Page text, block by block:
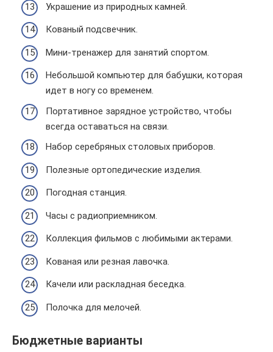
Украшение из природных камней.
Кованый подсвечник.
Мини-тренажер для занятий спортом.
Небольшой компьютер для бабушки, которая
идет в ногу со временем.
Портативное зарядное устройство, чтобы
всегда оставаться на связи.
Набор серебряных столовых приборов.
Полезные ортопедические изделия.
Погодная станция.
Часы с радиоприемником.
Коллекция фильмов с любимыми актерами.
Кованая или резная лавочка.
Качели или раскладная беседка.
Полочка для мелочей.
Бюджетные варианты